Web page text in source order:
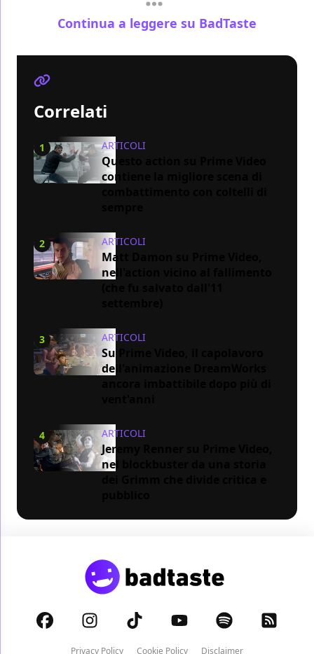
Continua a leggere su BadTaste
Correlati
1 ARTICOLI
Questo action su Prime Video
contiene la migliore scena di
2 ARTICOLI
Matt Damon su Prime Video,
nell'action vicino al fallimento
3 ARTICOLI
Su Prime Video, il capolavoro
dell'animazione DreamWorks
4 ARTICOLI
Jeremy Renner su Prime Video,
nel blockbuster da una storia
Privacy Policy Cookie Policy Disclaimer